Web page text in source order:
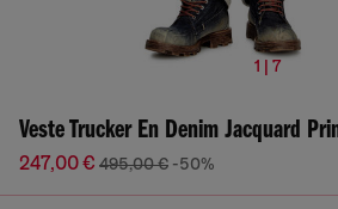
1 | 7
Veste Trucker En Denim Jacquard
247,00 € 495,00 € -50%